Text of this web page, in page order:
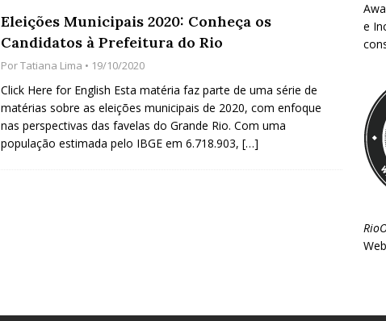
Eleições Municipais 2020: Conheça os
Candidatos à Prefeitura do Rio
PorTatiana Lima • 19/10/2020
Click Here for English Esta matéria faz parte de uma série de
matérias sobre as eleições municipais de 2020, com enfoque
nas perspectivas das favelas do Grande Rio. Com uma
população estimada pelo IBGE em 6.718.903, […]
e